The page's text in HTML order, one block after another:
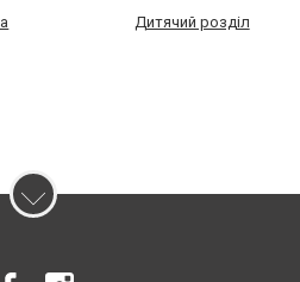
Дитячий розділ